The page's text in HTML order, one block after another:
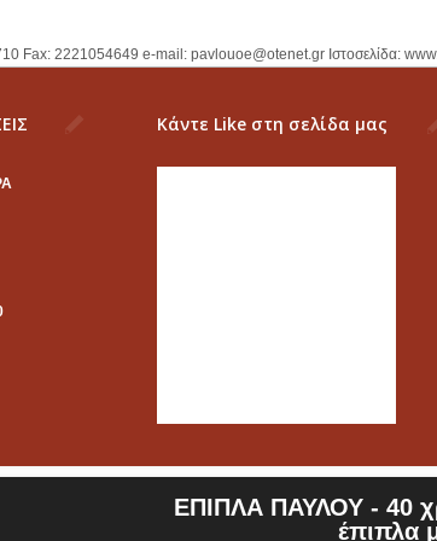
Fax: 2221054649 e-mail: pavlouoe@otenet.gr Ιστοσελίδα:
Κάντε Like στη σελίδα μας
ΕΠΙΠΛΑ ΠΑΥΛΟΥ - 40
έπιπλα